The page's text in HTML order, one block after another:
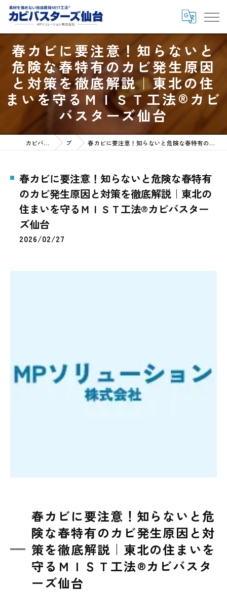
春カビに要注意！知らないと
危険な春特有のカビ発生原因
と対策を徹底解説｜東北の住
まいを守るＭＩＳＴ工法®カビ
バスターズ仙台
カビバスターズ仙台HOME ブログ 春カビに要注意！知らないと危険な春特有のカビ発生原因と対策を徹底解説｜東北の住まいを守るＭＩＳＴ工法®カビバスターズ仙台
春カビに要注意！知らないと危険な春特有
のカビ発生原因と対策を徹底解説｜東北の
住まいを守るＭＩＳＴ工法®カビバスター
ズ仙台
2026/02/27
春カビに要注意！知らないと危
険な春特有のカビ発生原因と対
策を徹底解説｜東北の住まいを
守るＭＩＳＴ工法®カビバスタ
ーズ仙台